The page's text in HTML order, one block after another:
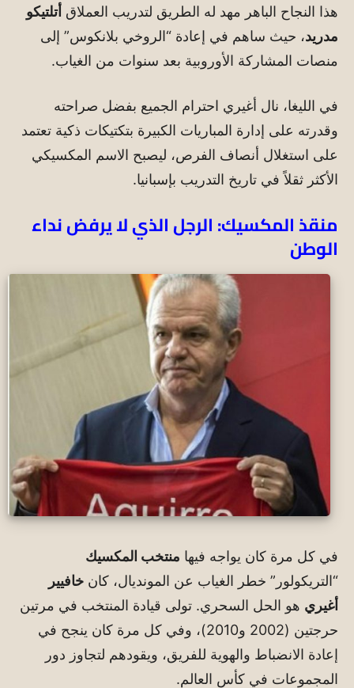
هذا النجاح الباهر مهد له الطريق لتدريب العملاق أتلتيكو
مدريد، حيث ساهم في إعادة “الروخي بلانكوس” إلى
منصات المشاركة الأوروبية بعد سنوات من الغياب.
في الليغا، نال أغيري احترام الجميع بفضل صراحته
وقدرته على إدارة المباريات الكبيرة بتكتيكات ذكية تعتمد
على استغلال أنصاف الفرص، ليصبح الاسم المكسيكي
الأكثر ثقلاً في تاريخ التدريب بإسبانيا.
منقذ المكسيك: الرجل الذي لا يرفض نداء
الوطن
في كل مرة كان يواجه فيها منتخب المكسيك
“التريكولور” خطر الغياب عن المونديال، كان خافيير
أغيري هو الحل السحري. تولى قيادة المنتخب في مرتين
حرجتين (2002 و2010)، وفي كل مرة كان ينجح في
إعادة الانضباط والهوية للفريق، ويقودهم لتجاوز دور
المجموعات في كأس العالم.